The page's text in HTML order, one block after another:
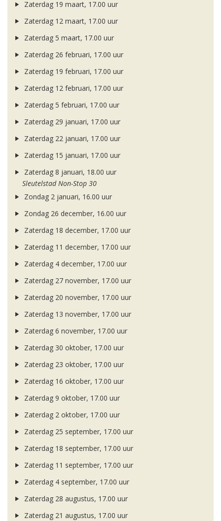
Zaterdag 19 maart, 17.00 uur
Zaterdag 12 maart, 17.00 uur
Zaterdag 5 maart, 17.00 uur
Zaterdag 26 februari, 17.00 uur
Zaterdag 19 februari, 17.00 uur
Zaterdag 12 februari, 17.00 uur
Zaterdag 5 februari, 17.00 uur
Zaterdag 29 januari, 17.00 uur
Zaterdag 22 januari, 17.00 uur
Zaterdag 15 januari, 17.00 uur
Zaterdag 8 januari, 18.00 uur
Sleutelstad Non-Stop 30
Zondag 2 januari, 16.00 uur
Zondag 26 december, 16.00 uur
Zaterdag 18 december, 17.00 uur
Zaterdag 11 december, 17.00 uur
Zaterdag 4 december, 17.00 uur
Zaterdag 27 november, 17.00 uur
Zaterdag 20 november, 17.00 uur
Zaterdag 13 november, 17.00 uur
Zaterdag 6 november, 17.00 uur
Zaterdag 30 oktober, 17.00 uur
Zaterdag 23 oktober, 17.00 uur
Zaterdag 16 oktober, 17.00 uur
Zaterdag 9 oktober, 17.00 uur
Zaterdag 2 oktober, 17.00 uur
Zaterdag 25 september, 17.00 uur
Zaterdag 18 september, 17.00 uur
Zaterdag 11 september, 17.00 uur
Zaterdag 4 september, 17.00 uur
Zaterdag 28 augustus, 17.00 uur
Zaterdag 21 augustus, 17.00 uur